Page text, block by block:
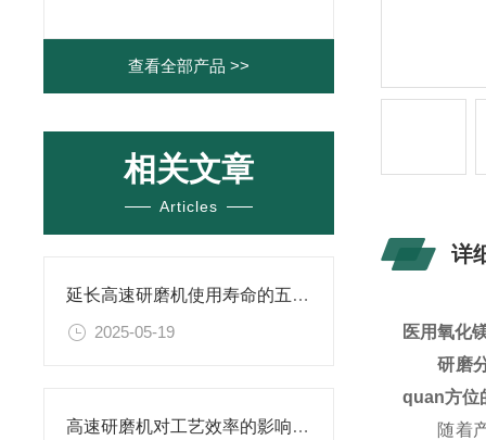
查看全部产品 >>
相关文章
Articles
延长高速研磨机使用寿命的五大保养技巧
2025-05-19
高速研磨机对工艺效率的影响：生产力的提升
详
医用氧化
研磨
quan方位
随着